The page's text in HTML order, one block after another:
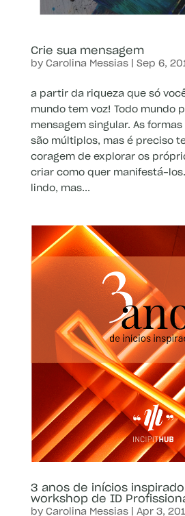
Crie sua mensagem
by Carolina Messias| Sep 6,
a partir da riqueza que só
mundo tem voz! Todo mundo
mensagem singular. As
são múltiplos, mas é preciso
coragem de explorar os
criar como quer manifestá-
lindo, mas...
3 anos de inícios
workshop de ID
by Carolina Messias| Apr 3,